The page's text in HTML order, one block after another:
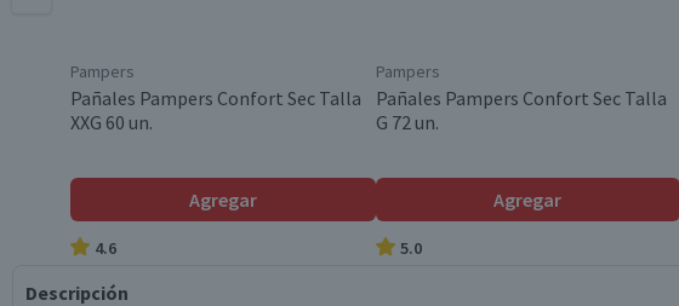
Pampers
Pañales Pampers Confort Sec Talla
XXG 60 un.
Agregar
4.6
Pampers
Pañales Pampers Confort Sec Talla
G 72 un.
Agregar
5.0
Descripción